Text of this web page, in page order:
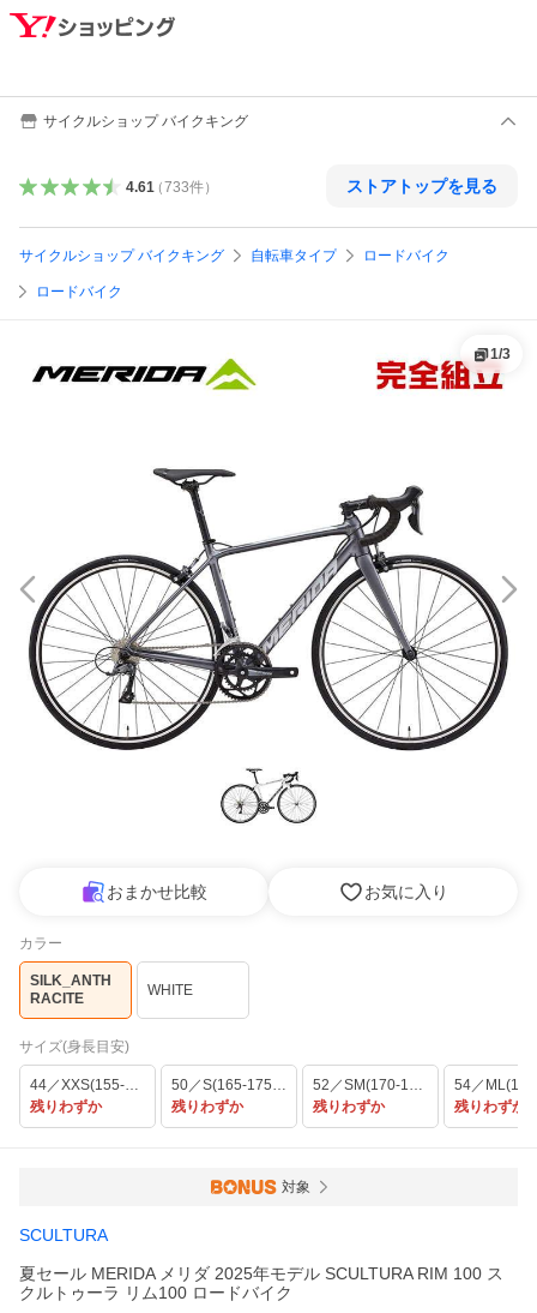
サイクルショップ バイクキング
4.61（733件） ストアトップを見る
サイクルショップ バイクキング 自転車タイプ ロードバイク
ロードバイク
1/3
おまかせ比較 お気に入り
カラー
SILK_ANTH
RACITE
WHITE
サイズ(身長目安)
44／XXS(155-165cm)
残りわずか
50／S(165-175cm)
残りわずか
52／SM(170-180cm)
残りわずか
残りわずか
対象
SCULTURA
夏セール MERIDA メリダ 2025年モデル SCULTURA RIM 100 ス
クルトゥーラ リム100 ロードバイク